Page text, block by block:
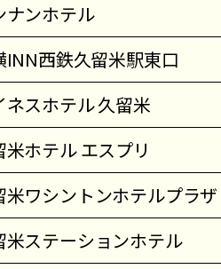
ナンホテル
INN西鉄久留米駅東口
ネスホテル 久留米
米ホテル エスプリ
米ワシントンホテルプラザ
米ステーションホテル